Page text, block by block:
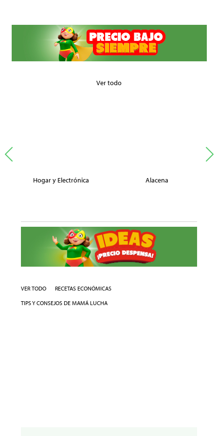
Ver todo
Hogar y Electrónica Alacena
VER TODO
RECETAS ECONÓMICAS
TIPS Y CONSEJOS DE MAMÁ LUCHA